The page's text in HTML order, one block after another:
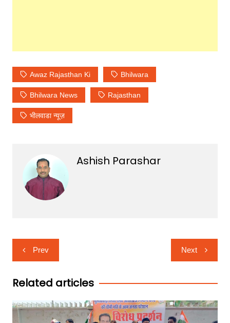
Awaz Rajasthan Ki Bhilwara
Bhilwara News Rajasthan
भीलवाडा न्यूज़
Ashish Parashar
Post
navigation
Prev Next
Related articles